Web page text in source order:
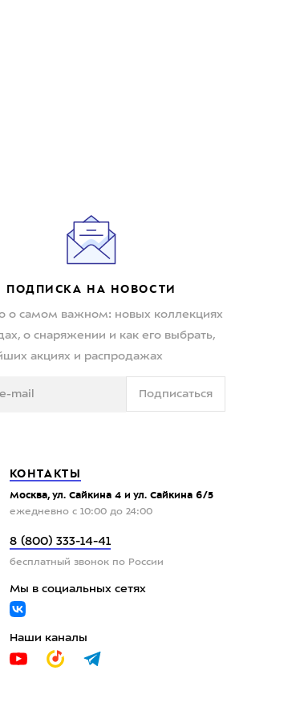
ПОДПИСКА НА НОВОСТИ
о самом важном: новых коллекциях
о снаряжении и как его выбрать,
акциях и распродажах
Подписаться
КОНТАКТЫ
Москва, ул. Сайкина 4 и ул. Сайкина 6/5
ежедневно с 10:00 до 24:00
8 (800) 333-14-41
бесплатный звонок по России
Мы в социальных сетях
Наши каналы